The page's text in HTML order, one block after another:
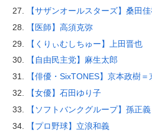
【サザンオールスターズ】桑田
【医師】高須克弥
【くりぃむしちゅー】上田晋也
【自由民主党】麻生太郎
【俳優・SixTONES】京本政樹
【女優】石田ゆり子
【ソフトバンクグループ】孫正義
【プロ野球】立浪和義